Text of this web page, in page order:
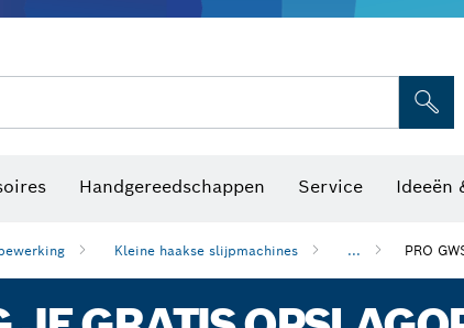
Handgereedschappen Service Ideeën
Kleine haakse slijpmachines ... PRO